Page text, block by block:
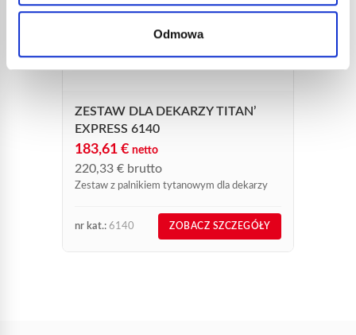
Odmowa
ZESTAW DLA DEKARZY TITAN’
EXPRESS 6140
183,61 € netto
220,33 € brutto
Zestaw z palnikiem tytanowym dla dekarzy
nr kat.: 6140 ZOBACZ SZCZEGÓŁY